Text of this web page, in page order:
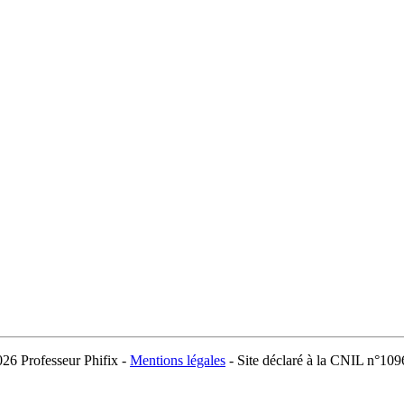
Professeur Phifix - Mentions légales - Site déclaré à la CNIL